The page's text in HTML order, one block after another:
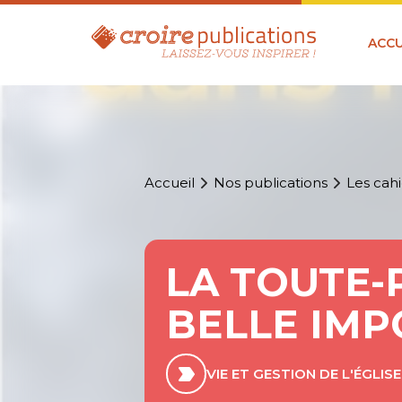
Accueil Nos publications Les
LA
BELLE
VIE ET GESTION DE L'ÉGLISE